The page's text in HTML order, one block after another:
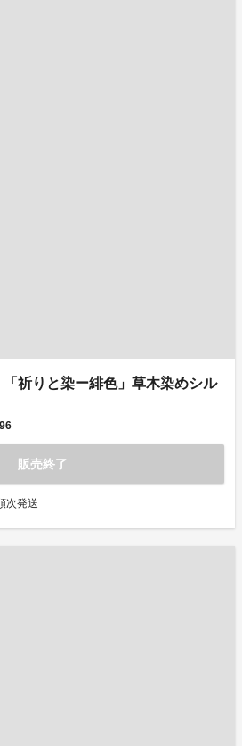
祈りと染ー緋色」草木染めシル
96
販売終了
次発送